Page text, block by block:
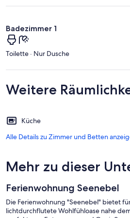
Badezimmer 1
Toilette · Nur Dusche
Weitere
Küche
Alle Details zu Zimmer und Betten
Mehr zu dieser
Ferienwohnung Seenebel
Die Ferienwohnung "Seenebel" bietet
lichtdurchflutete Wohlfühloase nahe